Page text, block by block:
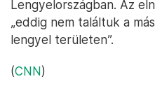
Lengyelországban. Az
„eddig nem találtuk a
lengyel területen”.
(CNN)